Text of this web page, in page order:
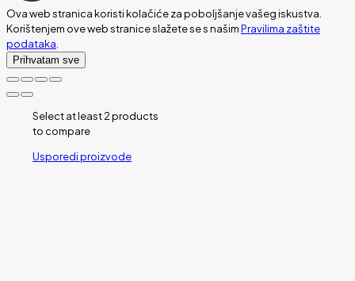
Ova web stranica koristi kolačiće za poboljšanje vašeg iskustva.
Korištenjem ove web stranice slažete se s našimPravilima zaštite
podataka.
Prihvatam sve
Select at least 2 products
to compare
Usporedi proizvode